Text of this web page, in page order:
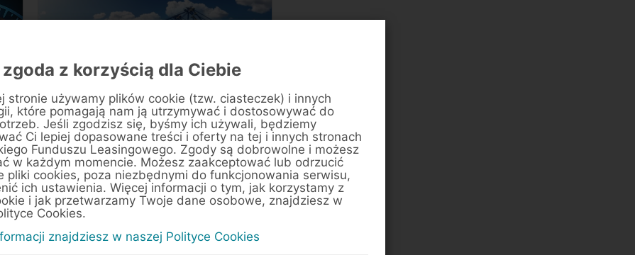
Jak rozszerzenie strefy Schengen
wpłynie na branżę TSL
z korzyścią dla Ciebie
stronie używamy plików cookie (tzw. ciasteczek) i innych
które pomagają nam ją utrzymywać i dostosowywać do
Jeśli zgodzisz się, byśmy ich używali, będziemy
Ci lepiej dopasowane treści i oferty na tej i innych stronach
Funduszu Leasingowego. Zgody są dobrowolne i możesz
w każdym momencie. Możesz zaakceptować lub odrzucić
pliki cookies, poza niezbędnymi do funkcjonowania serwisu,
ich ustawienia. Więcej informacji o tym, jak korzystamy z
i jak przetwarzamy Twoje dane osobowe, znajdziesz w
Cookies.
znajdziesz w naszej Polityce Cookies